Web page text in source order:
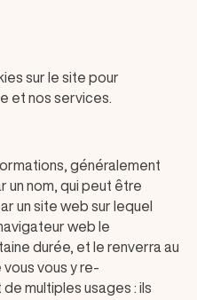
sur le site pour
et nos services.
généralement
nom, qui peut être
un site web sur lequel
web le
durée, et le renverra au
vous y re-
multiples usages : ils